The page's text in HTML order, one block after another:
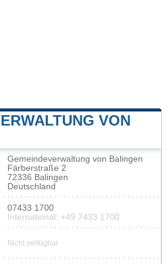
VON
Gemeindeverwaltung von Balingen
Färberstraße 2
72336 Balingen
Deutschland
07433 1700
International: +49 7433 1700
Nicht verfügbar